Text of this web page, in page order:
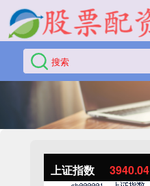
上证指数 3940.04